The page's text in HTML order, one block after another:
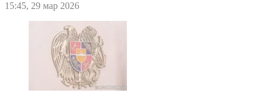
15:45, 29 мар 2026